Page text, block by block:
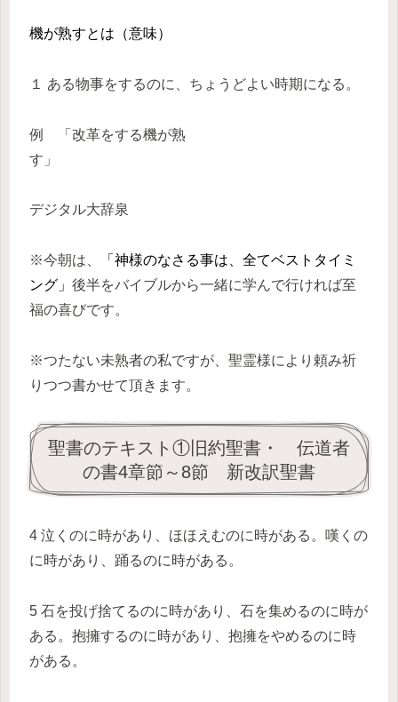
機が熟すとは（意味）
１ ある物事をするのに、ちょうどよい時期になる。
例 「改革をする機が熟
す 」
デジタル大辞泉
※今朝は、
「神様のなさる事は、全てベストタイミ
ング」 後半をバイブルから一緒に学んで行ければ至
福の喜びです。
※つたない未熟者の私ですが、聖霊様により頼み祈
りつつ書かせて頂きます。
聖書のテキスト①旧約聖書・ 伝道者
の書4章節～8節 新改訳聖書
4 泣くのに時があり、ほほえむのに時がある。嘆くの
に時があり、踊るのに時がある。
5 石を投げ捨てるのに時があり、石を集めるのに時が
ある。抱擁するのに時があり、抱擁をやめるのに時
がある。